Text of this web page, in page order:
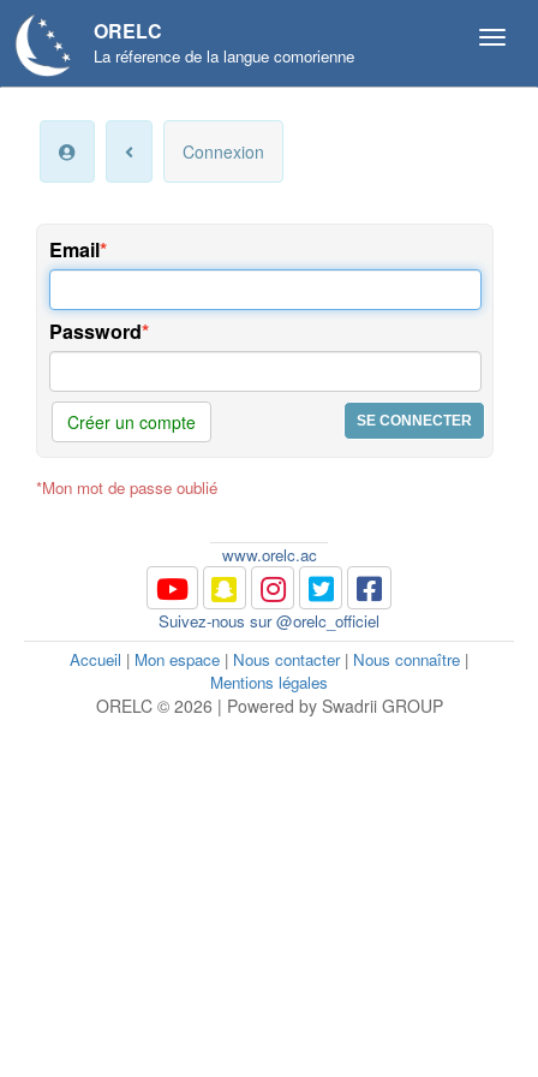
ORELC
La réference de la langue comorienne
compte
préférences
Connexion
Email
Password
Créer un compte
*Mon mot de passe oublié
www.orelc.ac
Suivez-nous sur @orelc_officiel
Accueil | Mon espace | Nous contacter| Nous connaître |
Mentions légales
ORELC © 2026 | Powered by Swadrii GROUP